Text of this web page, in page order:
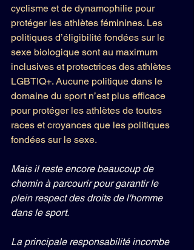
cyclisme et de dynamophilie pour
protéger les athlètes féminines. Les
politiques d’éligibilité fondées sur le
sexe biologique sont au maximum
inclusives et protectrices des athlètes
LGBTIQ+. Aucune politique dans le
domaine du sport n’est plus efficace
pour protéger les athlètes de toutes
races et croyances que les politiques
fondées sur le sexe.
Mais il reste encore beaucoup de
chemin à parcourir pour garantir le
plein respect des droits de l'homme
dans le sport.
La principale responsabilité incombe